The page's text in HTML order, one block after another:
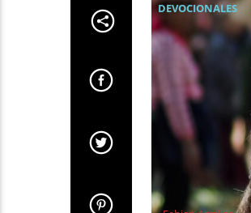
DEVOCIONALES